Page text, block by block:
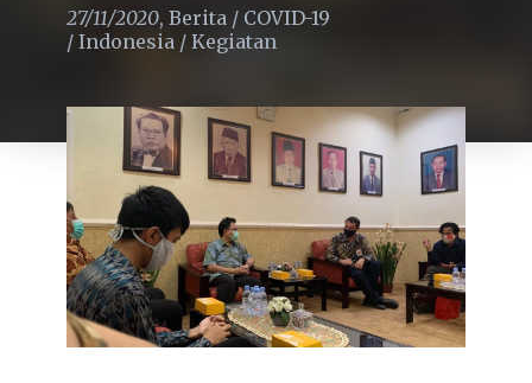
27/11/2020, Berita / COVID-19
/ Indonesia / Kegiatan